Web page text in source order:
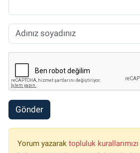
Gönder
Yorum yazarak topluluk kurallarımızı